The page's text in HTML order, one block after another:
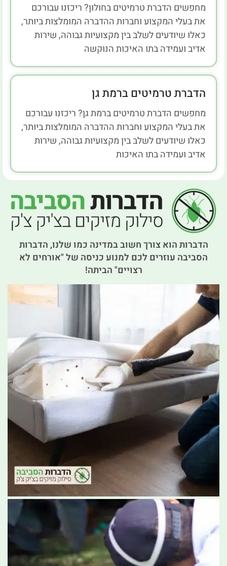
מחפשים הדברת טרמיטים בחולון? ריכזנו עבורכם
את בעלי המקצוע וחברות ההדברה המומלצות ביותר,
כאלו שיודעים לשלב בין מקצועיות גבוהה, שירות
אדיב ועמידה בתו האיכות הנוקשה
הדברת טרמיטים ברמת גן
מחפשים הדברת טרמיטים ברמת גן? ריכזנו עבורכם
את בעלי המקצוע וחברות ההדברה המומלצות ביותר,
כאלו שיודעים לשלב בין מקצועיות גבוהה, שירות
אדיב ועמידה בתו האיכות
הדברות הוא צורך חשוב במדינה כמו שלנו, הדברות
הסביבה עוזרים לכם למנוע כניסה של "אורחים לא
רצויים" הביתה!